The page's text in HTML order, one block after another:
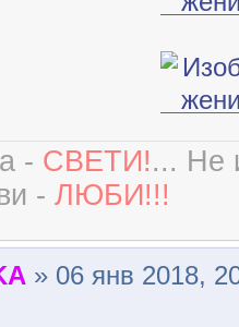
- СВЕТИ!... Не
- ЛЮБИ!!!
» 06 янв 2018,